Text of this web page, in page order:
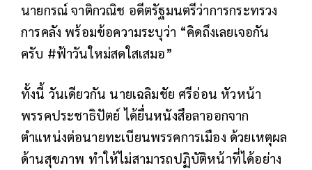
นายกรณ์ จาติกวณิช อดีตรัฐมนตรีว่าการกระทรวง
การคลัง พร้อมข้อความระบุว่า “คิดถึงเลยเจอกัน
ครับ #ฟ้าวันใหม่สดใสเสมอ”
ทั้งนี้ วันเดียวกัน นายเฉลิมชัย ศรีอ่อน หัวหน้า
พรรคประชาธิปัตย์ ได้ยื่นหนังสือลาออกจาก
ตำแหน่งต่อนายทะเบียนพรรคการเมือง ด้วยเหตุผล
ด้านสุขภาพ ทำให้ไม่สามารถปฏิบัติหน้าที่ได้อย่าง